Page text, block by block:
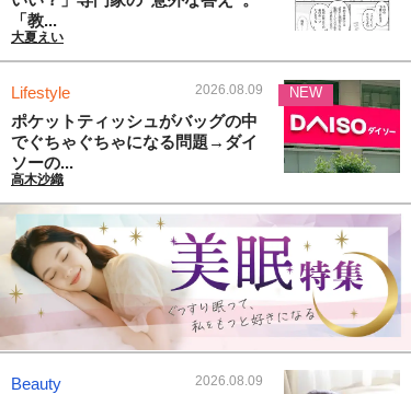
「教...
大夏えい
Lifestyle 2026.08.09
ポケットティッシュがバッグの中
でぐちゃぐちゃになる問題→ダイ
ソーの...
高木沙織
NEW
Beauty 2026.08.09